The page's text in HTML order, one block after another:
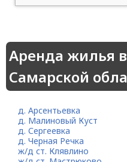
Аренда жилья
Самарской
д. Арсентьевка
д. Малиновый Куст
д. Сергеевка
д. Черная Речка
ж/д ст. Клявлино